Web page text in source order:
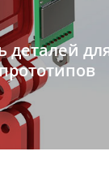
деталей